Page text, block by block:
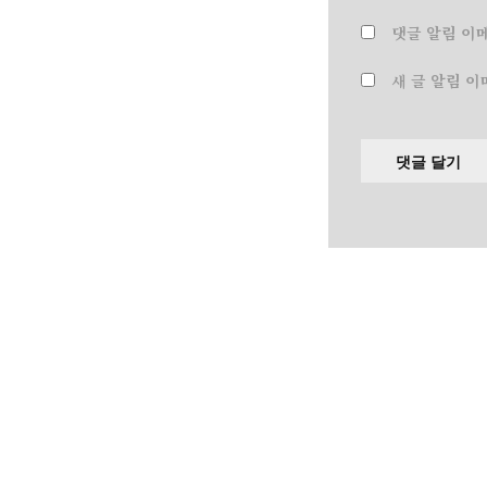
댓글 알림 이
새 글 알림 이